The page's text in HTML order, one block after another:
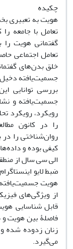
چکیده
هویت به تعبیری
تعامل با جامعه
گفتمانی هویت را
تعامل اجتماعی
خلق بدن‌های
جسمیت‌یافته
بررسی توانایی
جسمیت‌یافته و
رویکرد، رویکرد
را در کانون
روان‌شناختی را
کیفی بوده و
الی سی سال از
ضبط لایو
هویت
از ویژگی‌های
قابل ‌شناسایی
فاصلۀ بین هویت و
زنان زدود‌ه شده
می‌گیرد.